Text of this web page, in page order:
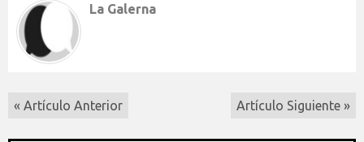
La Galerna
« Artículo Anterior Artículo Siguiente »